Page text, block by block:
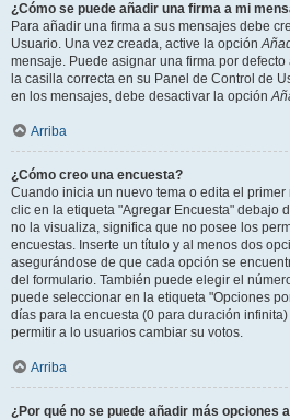
¿Cómo se puede añadir una firma a mi
Para añadir una firma a sus mensajes debe
Usuario. Una vez creada, active la opción
mensaje. Puede asignar una firma por
la casilla correcta en su Panel de Control de
en los mensajes, debe desactivar la opción
Arriba
¿Cómo creo una encuesta?
Cuando inicia un nuevo tema o edita el
clic en la etiqueta "Agregar Encuesta" debajo
no la visualiza, significa que no posee los
encuestas. Inserte un título y al menos dos
asegurándose de que cada opción se
del formulario. También puede elegir el
puede seleccionar en la etiqueta "Opciones
días para la encuesta (0 para duración
permitir a lo usuarios cambiar su votos.
Arriba
¿Por qué no se puede añadir más opciones